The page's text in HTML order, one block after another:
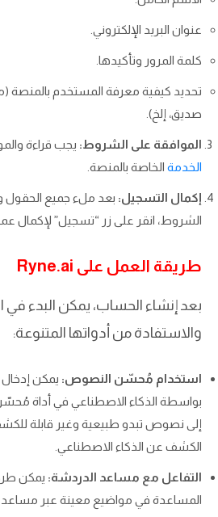
عنوان البريد الإلكتروني.
كلمة المرور وتأكيدها.
تحديد كيفية معرفة المستخدم بالمنصة
صديق، إلخ).
الموافقة على الشروط: يجب قراءة
الخدمة الخاصة بالمنصة.
إكمال التسجيل: بعد ملء جميع الحقول
الشروط، انقر على زر “تسجيل” لإكمال
طريقة العمل على Ryne.ai
بعد إنشاء الحساب، يمكن البدء في
والاستفادة من أدواتها المتنوعة:
استخدام مُحسّن النصوص: يمكن
بواسطة الذكاء الاصطناعي في أداة
إلى نصوص تبدو طبيعية وغير قابلة
الكشف عن الذكاء الاصطناعي.
التفاعل مع مساعد الدردشة: يمكن
المساعدة في مواضيع معينة عبر مساعد